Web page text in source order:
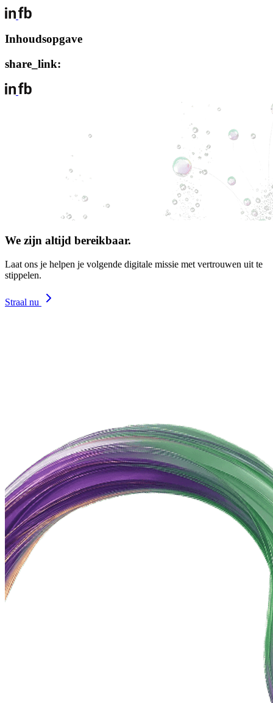
Inhoudsopgave
share_link:
We zijn altijd bereikbaar.
Laat ons je helpen je volgende digitale missie met vertrouwen uit te
stippelen.
Straal nu